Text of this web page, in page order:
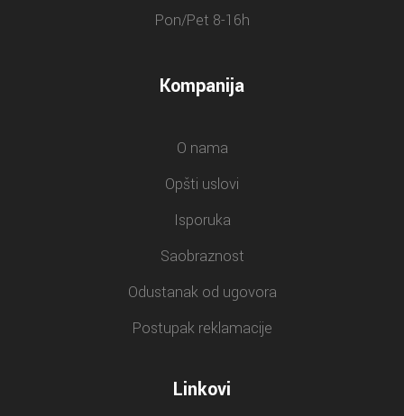
Pon/Pet 8-16h
Kompanija
O nama
Opšti uslovi
Isporuka
Saobraznost
Odustanak od ugovora
Postupak reklamacije
Linkovi